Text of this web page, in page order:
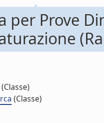
per Prove
(Classe)
(Classe)